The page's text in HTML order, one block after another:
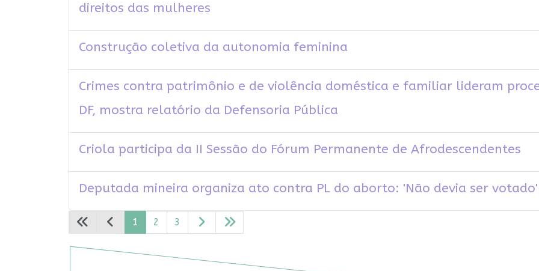
direitos das mulheres
Construção coletiva da autonomia feminina
Crimes contra patrimônio e de violência doméstica e familiar lideram
DF, mostra relatório da Defensoria Pública
Criola participa da II Sessão do Fórum Permanente de Afrodescendentes
Deputada mineira organiza ato contra PL do aborto: 'Não devia ser votado'
1 2 3